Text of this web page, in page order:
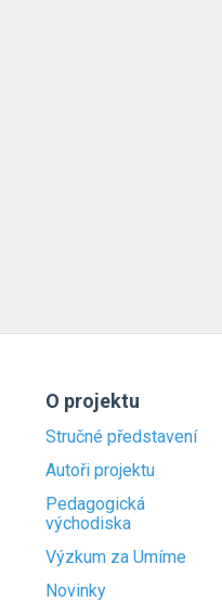
O projektu
Stručné představení
Autoři projektu
Pedagogická
východiska
Výzkum za Umíme
Novinky